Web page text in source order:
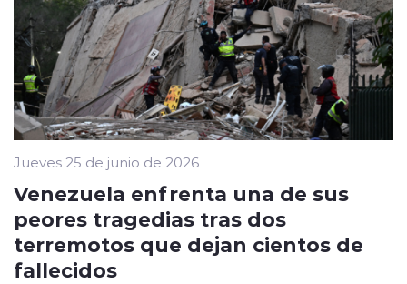
Jueves 25 de junio de 2026
Venezuela enfrenta una de sus
peores tragedias tras dos
terremotos que dejan cientos de
fallecidos